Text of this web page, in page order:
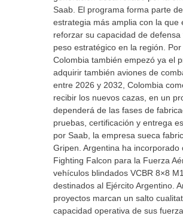
Saab. El programa forma parte
estrategia más amplia con la que
reforzar su capacidad de defensa
peso estratégico en la región.
Colombia también empezó ya el
adquirir también aviones de
entre 2026 y 2032, Colombia
recibir los nuevos cazas, en un
dependerá de las fases de
pruebas, certificación y entrega
por Saab, la empresa sueca
Gripen. Argentina ha incorporado
Fighting Falcon para la Fuerza
vehículos blindados VCBR 8×8
destinados al Ejército Argentino.
proyectos marcan un salto
capacidad operativa de sus